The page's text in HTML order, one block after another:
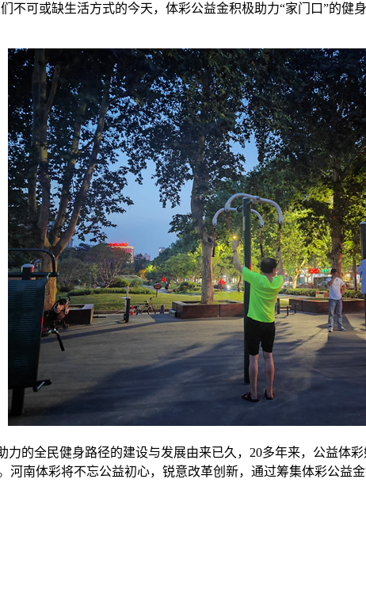
不可或缺生活方式的今天，体彩公益金积极助力“家门口”的
力的全民健身路径的建设与发展由来已久，20多年来，公益体
河南体彩将不忘公益初心，锐意改革创新，通过筹集体彩公益